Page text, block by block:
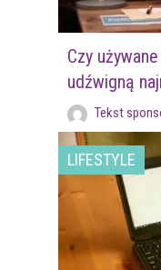
Czy
udźwigną
Tekst
LIFESTYLE